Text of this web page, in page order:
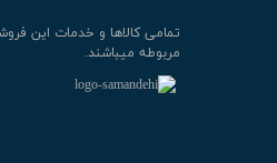
تمامی كالاها و خدمات این
مربوطه میباشند.